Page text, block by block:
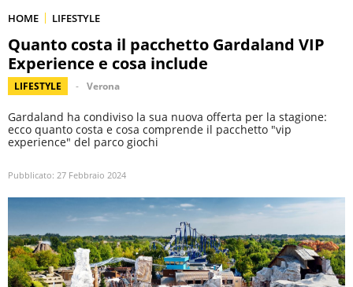
HOME LIFESTYLE
Quanto costa il pacchetto Gardaland VIP
Experience e cosa include
LIFESTYLE Verona
Gardaland ha condiviso la sua nuova offerta per la stagione:
ecco quanto costa e cosa comprende il pacchetto "vip
experience" del parco giochi
Pubblicato: 27 Febbraio 2024